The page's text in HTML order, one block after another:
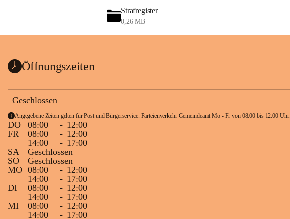
Strafregister
0,26 MB
Öffnungszeiten
Geschlossen
Angegebene Zeiten gelten für Post und Bürgerservice. Parteienverkehr Gemeindeamt Mo - Fr von 08:00 bis 12:00 Uhr.
DO 08:00 - 12:00
FR
08:00 - 12:00
14:00
- 17:00
SA
Geschlossen
SO
Geschlossen
MO 08:00 - 12:00
14:00
- 17:00
DI
08:00 - 12:00
14:00
- 17:00
MI
08:00 - 12:00
14:00
- 17:00